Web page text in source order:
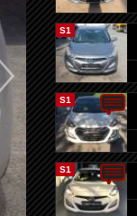
S1
S1
S1